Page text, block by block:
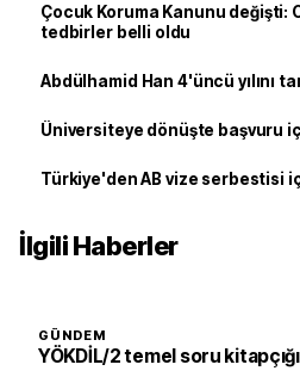
Çocuk Koruma Kanunu değişti:
tedbirler belli oldu
Abdülhamid Han 4'üncü yılını
Üniversiteye dönüşte başvuru
Türkiye'den AB vize serbestisi
İlgili Haberler
GÜNDEM
YÖKDİL/2 temel soru kitapçığı